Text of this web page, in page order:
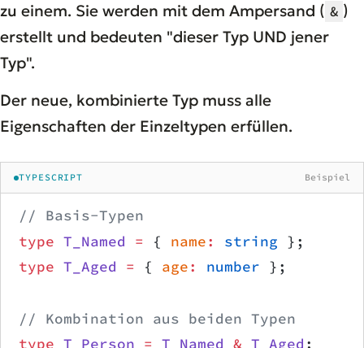
zu einem. Sie werden mit dem Ampersand ( & )
erstellt und bedeuten "dieser Typ UND jener
Typ".
Der neue, kombinierte Typ muss alle
Eigenschaften der Einzeltypen erfüllen.
TYPESCRIPT Beispiel
// Basis-Typen
type T_Named = { name: string };
type T_Aged = { age: number };
// Kombination aus beiden Typen
type T_Person = T_Named & T_Aged ;